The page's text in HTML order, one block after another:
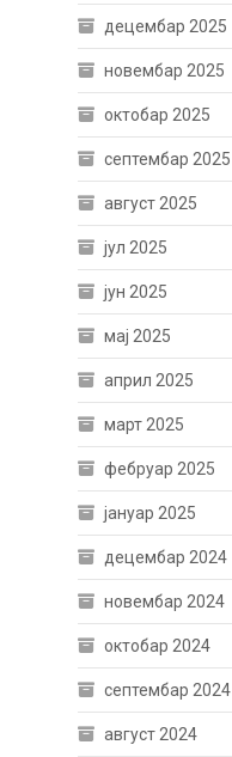
децембар 2025
новембар 2025
октобар 2025
септембар 2025
август 2025
јул 2025
јун 2025
мај 2025
април 2025
март 2025
фебруар 2025
јануар 2025
децембар 2024
новембар 2024
октобар 2024
септембар 2024
август 2024